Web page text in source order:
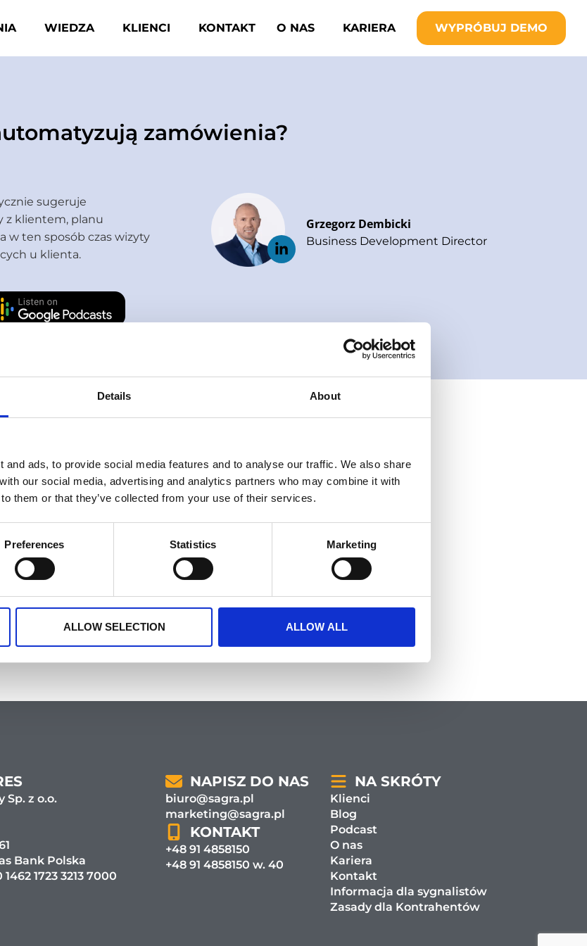
Details About
and ads, to provide social media features and to analyse our traffic. We also share
our social media, advertising and analytics partners who may combine it with
them or that they’ve collected from your use of their services.
Preferences Statistics Marketing
ALLOW SELECTION ALLOW ALL
WIEDZA KLIENCI KONTAKT O NAS KARIERA WYPRÓBUJ DEMO
zamówienia?
sugeruje
z klientem, planu
w ten sposób czas wizyty
u klienta.
Grzegorz Dembicki
Business Development Director
Sp. z o.o.
Bank Polska
1723 3213 7000
NAPISZ DO NAS
biuro@sagra.pl
marketing@sagra.pl
KONTAKT
+48 91 4858150
+48 91 4858150 w. 40
NA SKRÓTY
Klienci
Blog
Podcast
O nas
Kariera
Kontakt
Informacja dla sygnalistów
Zasady dla Kontrahentów